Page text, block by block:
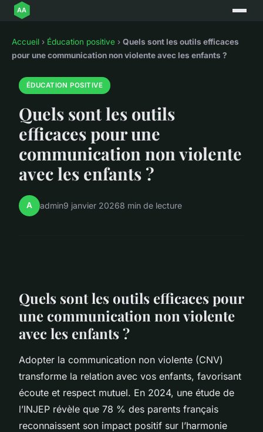
Accueil › Éducation positive › Quels sont les outils efficaces
pour une communication non violente avec les enfants ?
ÉDUCATION POSITIVE
Quels sont les outils
efficaces pour une
communication non violente
avec les enfants ?
A admin9 janvier 20268 min de lecture
Quels sont les outils efficaces pour
une communication non violente
avec les enfants ?
Adopter la communication non violente (CNV)
transforme la relation avec vos enfants, favorisant
écoute et respect mutuel. En 2024, une étude de
l’INJEP révèle que 78 % des parents français
reconnaissent son impact positif sur l’harmonie